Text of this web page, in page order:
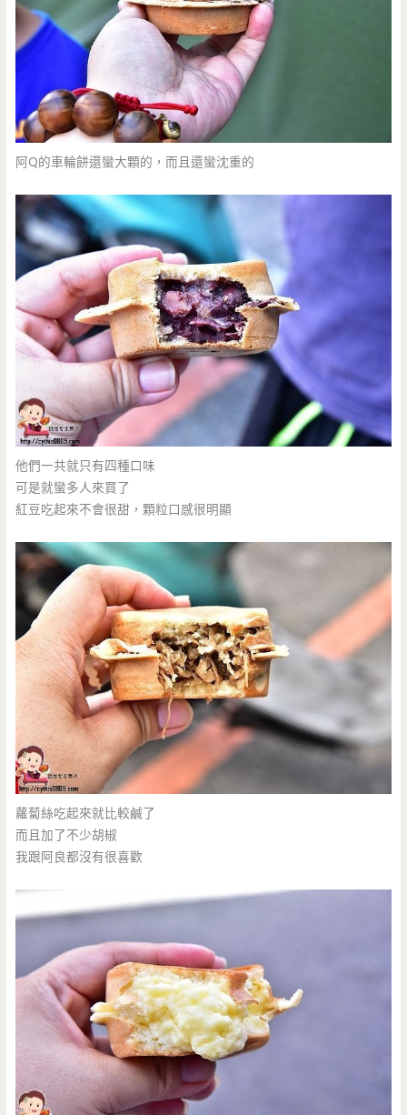
阿Q的車輪餅還蠻大顆的，而且還蠻沈重的
他們一共就只有四種口味
可是就蠻多人來買了
紅豆吃起來不會很甜，顆粒口感很明顯
蘿蔔絲吃起來就比較鹹了
而且加了不少胡椒
我跟阿良都沒有很喜歡